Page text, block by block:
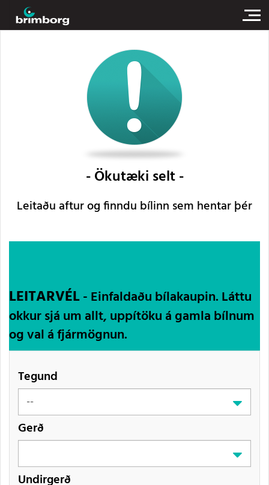
Ökutæki selt
Leitaðu aftur og finndu bílinn sem hentar þér
LEITARVÉL- Einfaldaðu bílakaupin. Láttu
okkur sjá um allt, uppítöku á gamla bílnum
og val á fjármögnun.
Tegund
Gerð
Undirgerð